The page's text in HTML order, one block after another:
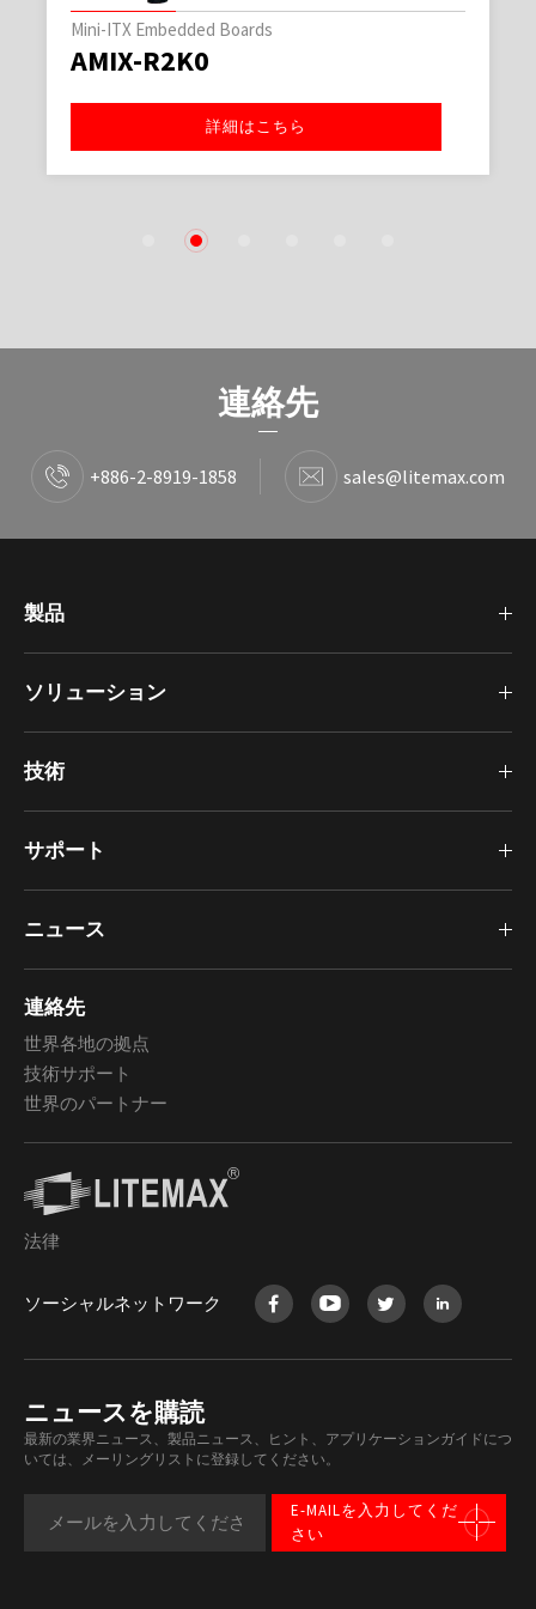
Mini-ITX Embedded Boards
AMIX-R2K0
詳細はこちら
2
連絡先
+886-2-8919-1858 sales@litemax.com
製品
ソリューション
技術
サポート
ニュース
連絡先
世界各地の拠点
技術サポート
世界のパートナー
法律
ソーシャルネットワーク
ニュースを購読
最新の業界ニュース、製品ニュース、ヒント、アプリケーションガイドにつ
いては、メーリングリストに登録してください。
E-MAILを入力してくだ
さい